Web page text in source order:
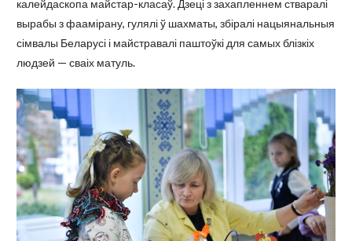
калейдаскопа майстар-класаў. Дзеці з захапленнем стваралі
вырабы з фаамірану, гулялі ў шахматы, збіралі нацыянальныя
сімвалы Беларусі і майстравалі паштоўкі для самых блізкіх
людзей — сваіх матуль.